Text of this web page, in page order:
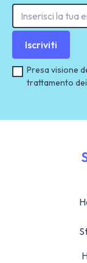
Iscriviti
Presa visione
trattamento